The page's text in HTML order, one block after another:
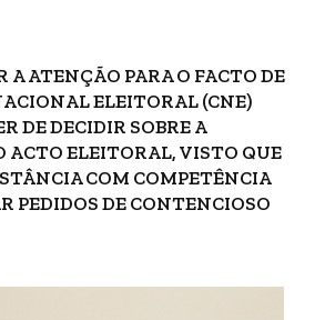
A ATENÇÃO PARA O FACTO DE
ELEITORAL (CNE)
DE DECIDIR SOBRE A
ACTO ELEITORAL, VISTO QUE
COM COMPETÊNCIA
PEDIDOS DE CONTENCIOSO